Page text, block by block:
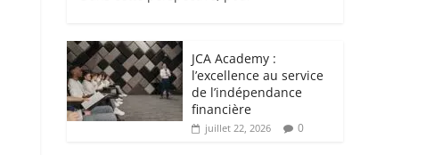
JCA Academy :
l’excellence au service
de l’indépendance
financière
juillet 22, 2026 0